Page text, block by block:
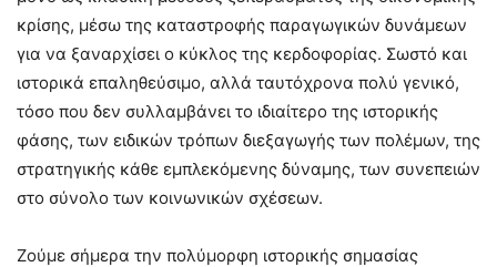
κρίσης, μέσω της καταστροφής παραγωγικών δυνάμεων
για να ξαναρχίσει ο κύκλος της κερδοφορίας. Σωστό και
ιστορικά επαληθεύσιμο, αλλά ταυτόχρονα πολύ γενικό,
τόσο που δεν συλλαμβάνει το ιδιαίτερο της ιστορικής
φάσης, των ειδικών τρόπων διεξαγωγής των πολέμων, της
στρατηγικής κάθε εμπλεκόμενης δύναμης, των συνεπειών
στο σύνολο των κοινωνικών σχέσεων.
Ζούμε σήμερα την πολύμορφη ιστορικής σημασίας